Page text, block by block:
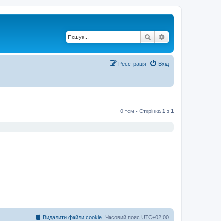
Пошук
Вхід
Реєстрація
0 тем • Сторінка 1 з 1
Часовий пояс UTC+02:00
Видалити файли cookie